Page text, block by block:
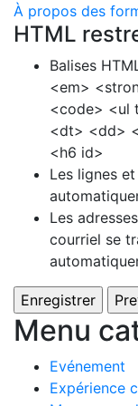
À propos des
HTML
Balises
<em>
<code> <ul
<dt> <dd>
<h6 id>
Les lignes
Les
courriel se
Menu
Evénement
Expérience